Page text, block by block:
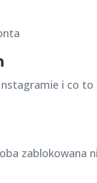
i co
zablokowana